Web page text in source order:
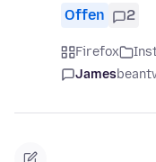
Offen 2
Firefox
James